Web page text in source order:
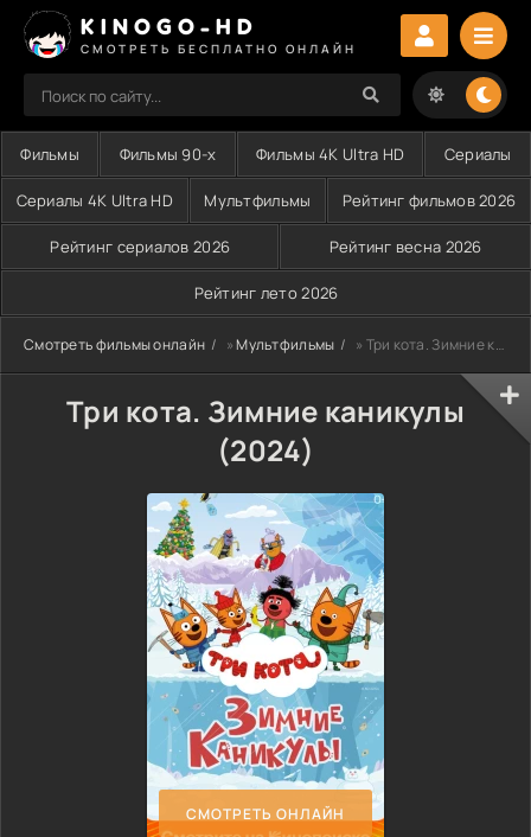
KINOGO-HD
СМОТРЕТЬ БЕСПЛАТНО ОНЛАЙН
Фильмы Фильмы 90-х Фильмы 4K Ultra HD Сериалы
Сериалы 4K Ultra HD Мультфильмы Рейтинг фильмов 2026
Рейтинг сериалов 2026 Рейтинг весна 2026
Рейтинг лето 2026
Смотреть фильмы онлайн »Мультфильмы » Три кота. Зимние каникулы (2024)
Три кота. Зимние каникулы
(2024)
СМОТРЕТЬ ОНЛАЙН